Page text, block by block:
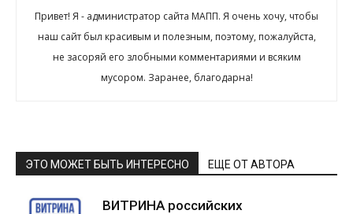
Привет! Я - администратор сайта МАПП. Я очень хочу, чтобы
наш сайт был красивым и полезным, поэтому, пожалуйста,
не засоряй его злобными комментариями и всяким
мусором. Заранее, благодарна!
ЭТО МОЖЕТ БЫТЬ ИНТЕРЕСНО ЕЩЕ ОТ АВТОРА
ВИТРИНА российских